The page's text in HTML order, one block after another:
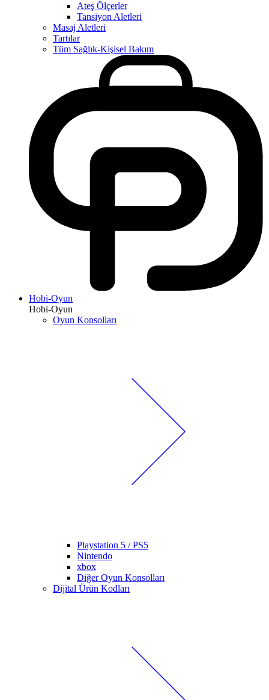
Ateş Ölçerler
Tansiyon Aletleri
Masaj Aletleri
Tartılar
Tüm Sağlık-Kişisel Bakım
Hobi-Oyun
Hobi-Oyun
Oyun Konsolları
Playstation 5 / PS5
Nintendo
xbox
Diğer Oyun Konsolları
Dijital Ürün Kodları